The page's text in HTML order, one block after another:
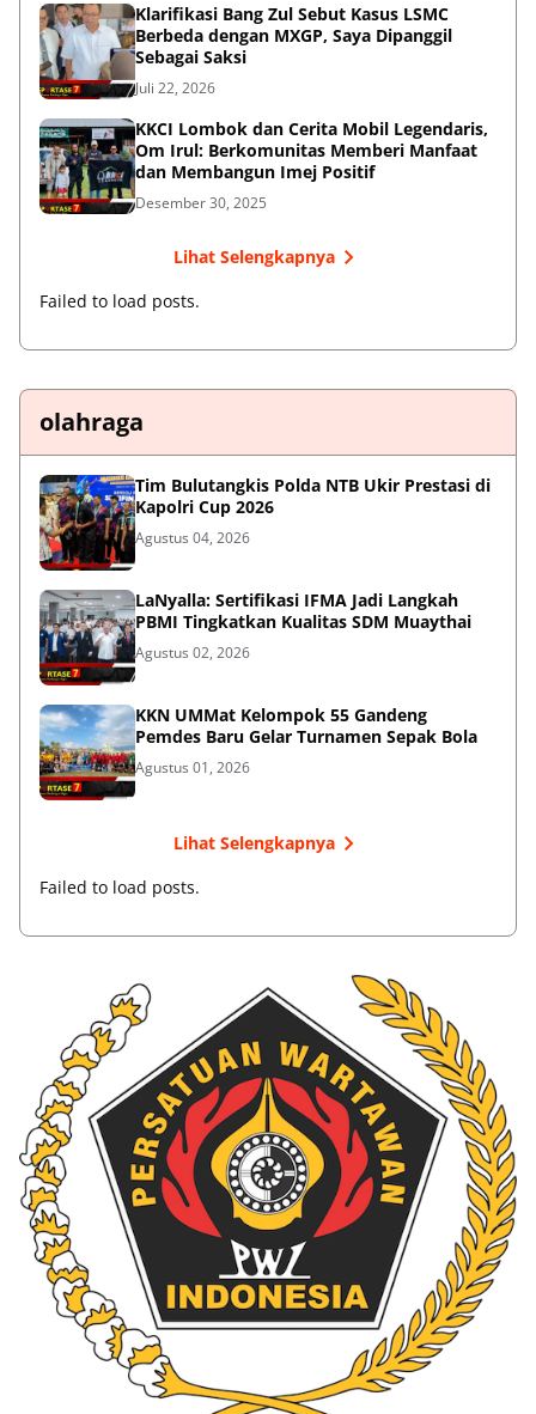
Klarifikasi Bang Zul Sebut Kasus LSMC
Berbeda dengan MXGP, Saya Dipanggil
Sebagai Saksi
Juli 22, 2026
KKCI Lombok dan Cerita Mobil Legendaris,
Om Irul: Berkomunitas Memberi Manfaat
dan Membangun Imej Positif
Desember 30, 2025
Lihat Selengkapnya
Failed to load posts.
olahraga
Tim Bulutangkis Polda NTB Ukir Prestasi di
Kapolri Cup 2026
Agustus 04, 2026
LaNyalla: Sertifikasi IFMA Jadi Langkah
PBMI Tingkatkan Kualitas SDM Muaythai
Agustus 02, 2026
KKN UMMat Kelompok 55 Gandeng
Pemdes Baru Gelar Turnamen Sepak Bola
Agustus 01, 2026
Lihat Selengkapnya
Failed to load posts.